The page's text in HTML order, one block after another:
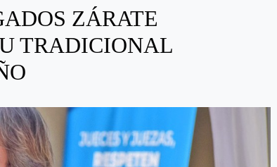
ZÁRATE
TRADICIONAL